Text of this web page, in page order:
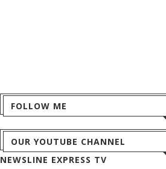
FOLLOW ME
OUR YOUTUBE CHANNEL
NEWSLINE EXPRESS TV